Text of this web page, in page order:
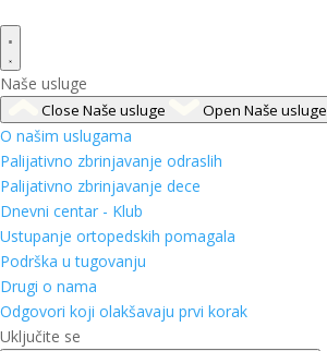
Naše usluge
Close Naše usluge Open Naše usluge
O našim uslugama
Palijativno zbrinjavanje odraslih
Palijativno zbrinjavanje dece
Dnevni centar - Klub
Ustupanje ortopedskih pomagala
Podrška u tugovanju
Drugi o nama
Odgovori koji olakšavaju prvi korak
Uključite se